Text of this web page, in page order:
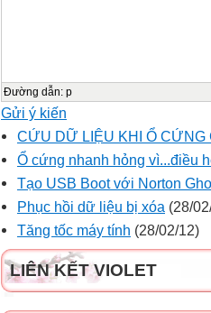
Đường dẫn: p
Gửi ý kiến
CỨU DỮ LIỆU KHI Ổ CỨNG
Ổ cứng nhanh hỏng vì...điều
Tạo USB Boot với Norton
Phục hồi dữ liệu bị xóa (28/
Tăng tốc máy tính (28/02/12)
LIÊN KẾT VIOLET